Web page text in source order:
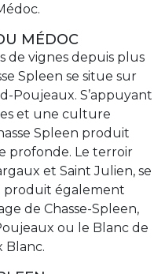
MÉDOC
de vignes depuis plus
Spleen se situe sur
Poujeaux. S’appuyant
et une culture
Spleen produit
profonde. Le terroir
et Saint Julien, se
produit également
de Chasse-Spleen,
ou le Blanc de
Blanc.